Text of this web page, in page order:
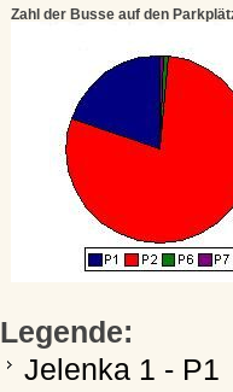
Zahl der Busse auf den
Legende:
Jelenka 1 - P1